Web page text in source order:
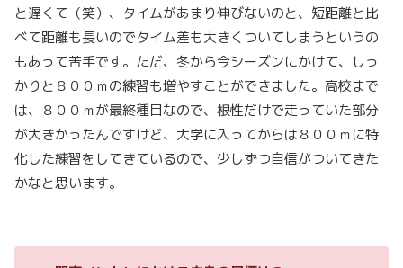
と遅くて（笑）、タイムがあまり伸びないのと、短距離と比
べて距離も長いのでタイム差も大きくついてしまうというの
もあって苦手です。ただ、冬から今シーズンにかけて、しっ
かりと８００ｍの練習も増やすことができました。高校まで
は、８００ｍが最終種目なので、根性だけで走っていた部分
が大きかったんですけど、大学に入ってからは８００ｍに特
化した練習をしてきているので、少しずつ自信がついてきた
かなと思います。